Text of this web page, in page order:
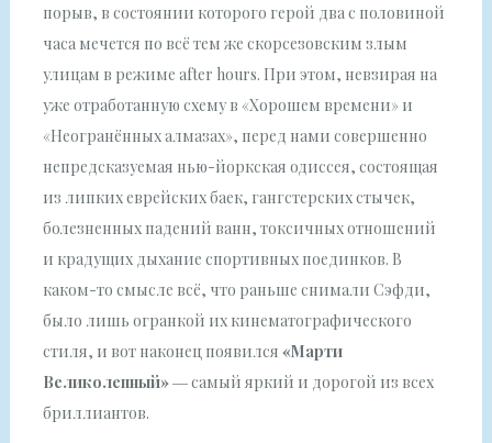
порыв, в состоянии которого герой два с половиной
часа мечется по всё тем же скорсезовским злым
улицам в режиме after hours. При этом, невзирая на
уже отработанную схему в «Хорошем времени» и
«Неогранённых алмазах», перед нами совершенно
непредсказуемая нью-йоркская одиссея, состоящая
из липких еврейских баек, гангстерских стычек,
болезненных падений ванн, токсичных отношений
и крадущих дыхание спортивных поединков. В
каком-то смысле всё, что раньше снимали Сэфди,
было лишь огранкой их кинематографического
стиля, и вот наконец появился «Марти
Великолепный»― самый яркий и дорогой из всех
бриллиантов.